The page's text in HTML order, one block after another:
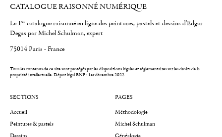
CATALOGUE RAISONNÉ NUMÉRIQUE
Le 1er catalogue raisonné en ligne des peintures, pastels et dessins d'Edgar
Degas par Michel Schulman, expert
75014 Paris - France
Tous les contenus de ce site sont protégés par les dispositions légales et réglementaires sur les droits de la
propriété intellectuelle.Dépot légal BNF : 1er décembre 2022
SECTIONS
Accueil
Peintures & pastels
PAGES
Méthodologie
Michel Schulman